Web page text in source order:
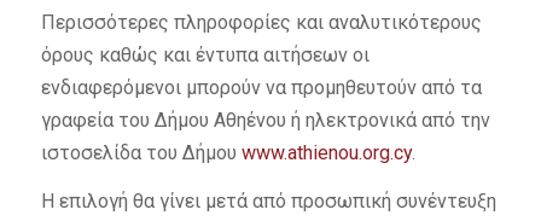
Περισσότερες πληροφορίες και αναλυτικότερους
όρους καθώς και έντυπα αιτήσεων οι
ενδιαφερόμενοι μπορούν να προμηθευτούν από τα
γραφεία του Δήμου Αθηένου ή ηλεκτρονικά από την
ιστοσελίδα του Δήμου www.athienou.org.cy.
Η επιλογή θα γίνει μετά από προσωπική συνέντευξη